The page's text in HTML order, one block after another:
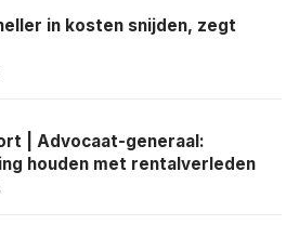
in kosten snijden, zegt
| Advocaat-generaal:
houden met rentalverleden